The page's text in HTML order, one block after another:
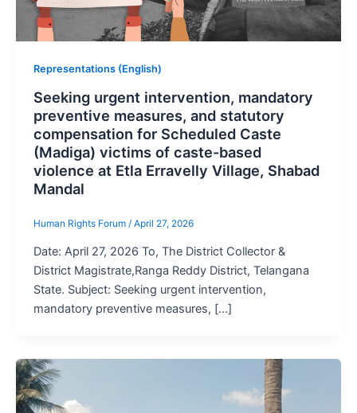
Representations (English)
Seeking urgent intervention, mandatory
preventive measures, and statutory
compensation for Scheduled Caste
(Madiga) victims of caste-based
violence at Etla Erravelly Village, Shabad
Mandal
Human Rights Forum / April 27, 2026
Date: April 27, 2026 To, The District Collector &
District Magistrate,Ranga Reddy District, Telangana
State. Subject: Seeking urgent intervention,
mandatory preventive measures, […]